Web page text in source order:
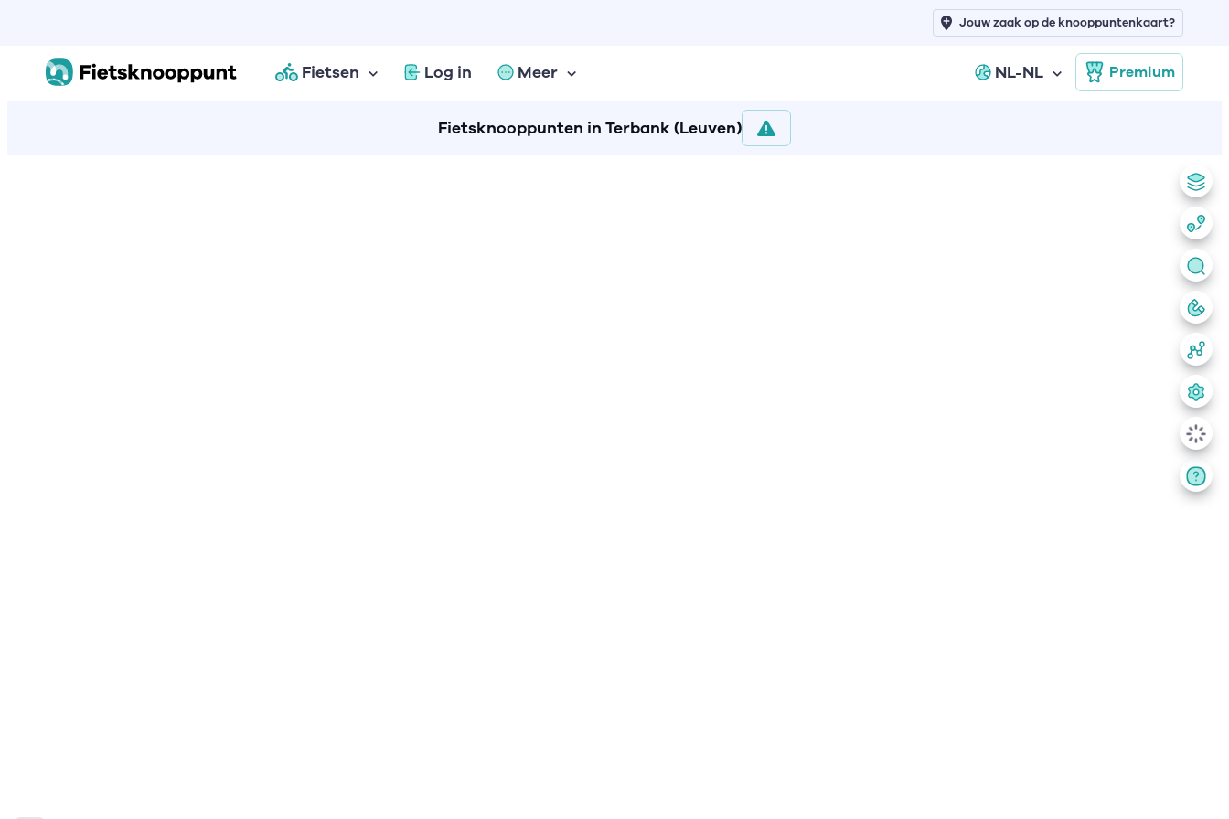
Fietsen Log in Meer NL-NL Premium
Jouw zaak op de knooppuntenkaart?
Fietsknooppunten in Terbank (Leuven)